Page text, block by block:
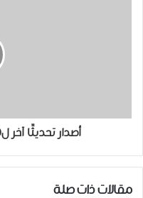
أصدار تحديثًا آخر لSamsung Galaxy Note 10
مقالات ذات صلة